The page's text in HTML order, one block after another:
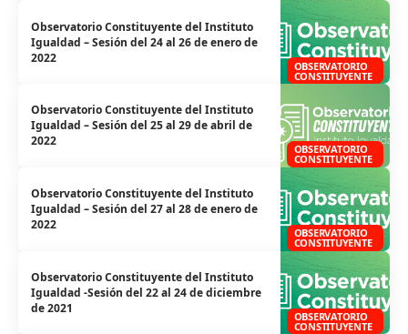
OBSERVATORIO
CONSTITUYENTE
Observatorio Constituyente del Instituto
Igualdad – Sesión del 24 al 26 de enero de
2022
OBSERVATORIO
CONSTITUYENTE
Observatorio Constituyente del Instituto
Igualdad – Sesión del 25 al 29 de abril de
2022
OBSERVATORIO
CONSTITUYENTE
Observatorio Constituyente del Instituto
Igualdad – Sesión del 27 al 28 de enero de
2022
OBSERVATORIO
CONSTITUYENTE
Observatorio Constituyente del Instituto
Igualdad -Sesión del 22 al 24 de diciembre
de 2021